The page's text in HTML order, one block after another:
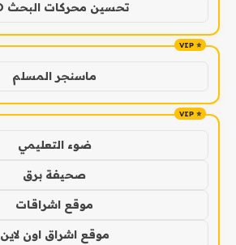
تحسين محركات البحث SEO
ماسنجر المسلم
ضوء التعليمي
صحيفة برق
موقع اشراقات
موقع اشراق اون لاين